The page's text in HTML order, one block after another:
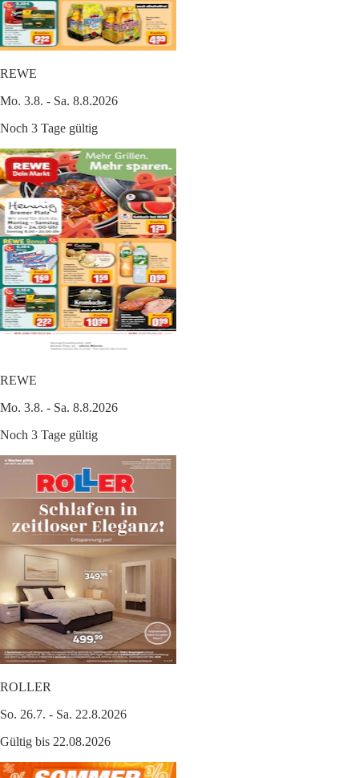
REWE
Mo. 3.8. - Sa. 8.8.2026
Noch 3 Tage gültig
REWE
Mo. 3.8. - Sa. 8.8.2026
Noch 3 Tage gültig
ROLLER
So. 26.7. - Sa. 22.8.2026
Gültig bis 22.08.2026